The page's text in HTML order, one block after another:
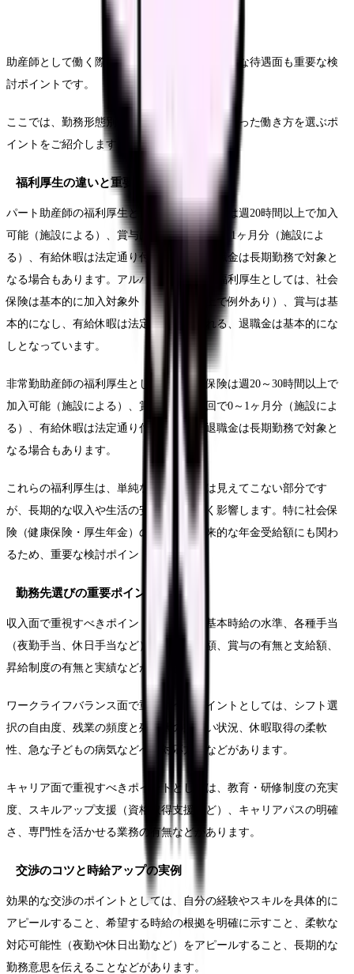
助産師として働く際、給与面だけでなく、様々な待遇面も重要な検
討ポイントです。
ここでは、勤務形態別の待遇比較と、自分に合った働き方を選ぶポ
イントをご紹介します。
福利厚生の違いと重要性
パート助産師の福利厚生としては、社会保険は週20時間以上で加入
可能（施設による）、賞与は年1～2回で0.5～1ヶ月分（施設によ
る）、有給休暇は法定通り付与される、退職金は長期勤務で対象と
なる場合もあります。アルバイト助産師の福利厚生としては、社会
保険は基本的に加入対象外（週30時間以上で例外あり）、賞与は基
本的になし、有給休暇は法定通り付与される、退職金は基本的にな
しとなっています。
非常勤助産師の福利厚生としては、社会保険は週20～30時間以上で
加入可能（施設による）、賞与は年1～2回で0～1ヶ月分（施設によ
る）、有給休暇は法定通り付与される、退職金は長期勤務で対象と
なる場合もあります。
これらの福利厚生は、単純な時給計算では見えてこない部分です
が、長期的な収入や生活の安定性に大きく影響します。特に社会保
険（健康保険・厚生年金）の有無は、将来的な年金受給額にも関わ
るため、重要な検討ポイントです。
勤務先選びの重要ポイント
収入面で重視すべきポイントとしては、基本時給の水準、各種手当
（夜勤手当、休日手当など）の有無と金額、賞与の有無と支給額、
昇給制度の有無と実績などがあります。
ワークライフバランス面で重視すべきポイントとしては、シフト選
択の自由度、残業の頻度と残業代の支払い状況、休暇取得の柔軟
性、急な子どもの病気などへの対応方針などがあります。
キャリア面で重視すべきポイントとしては、教育・研修制度の充実
度、スキルアップ支援（資格取得支援など）、キャリアパスの明確
さ、専門性を活かせる業務の有無などがあります。
交渉のコツと時給アップの実例
効果的な交渉のポイントとしては、自分の経験やスキルを具体的に
アピールすること、希望する時給の根拠を明確に示すこと、柔軟な
対応可能性（夜勤や休日出勤など）をアピールすること、長期的な
勤務意思を伝えることなどがあります。